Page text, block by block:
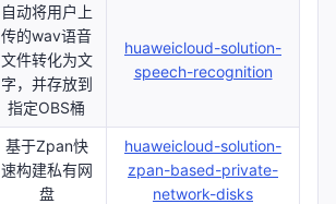
自动将用户上
传的wav语音
文件转化为文
字，并存放到
指定OBS桶
huaweicloud-solution-
speech-recognition
基于Zpan快
速构建私有网
盘
huaweicloud-solution-
zpan-based-private-
network-disks